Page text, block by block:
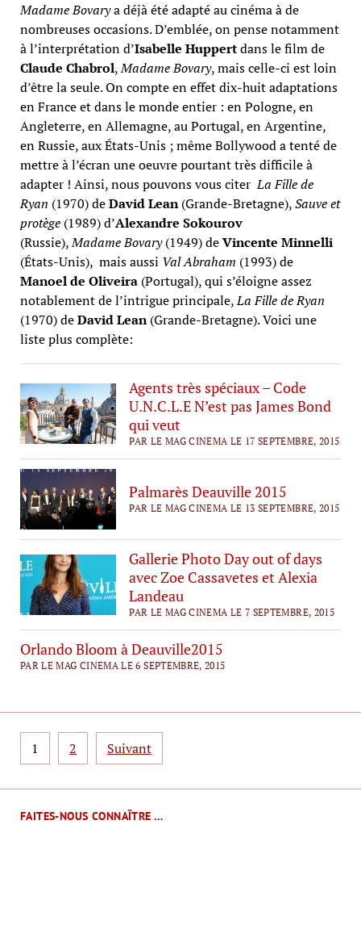
FAITES-NOUS CONNAÎTRE …
Madame Bovarya déjà été adapté au cinéma à de
nombreuses occasions. D’emblée, on pense notamment
à l’interprétation d’Isabelle Huppertdans le film de
Claude Chabrol,Madame Bovary, mais celle-ci est loin
d’être la seule. On compte en effet dix-huit adaptations
en France et dans le monde entier : en Pologne, en
Angleterre, en Allemagne, au Portugal, en Argentine,
en Russie, aux États-Unis ; même Bollywood a tenté de
mettre à l’écran une oeuvre pourtant très difficile à
adapter ! Ainsi, nous pouvons vous citerLa Fille de
Ryan (1970) deDavid Lean(Grande-Bretagne),Sauve et
protège(1989) d’Alexandre Sokourov
(Russie),Madame Bovary(1949) deVincente Minnelli
(États-Unis), mais aussi Val Abraham (1993) de
Manoel de Oliveira(Portugal), qui s’éloigne assez
notablement de l’intrigue principale,La Fille de Ryan
(1970) deDavid Lean(Grande-Bretagne). Voici une
liste plus complète:
Agents très spéciaux – Code
U.N.C.L.E N’est pas James Bond
qui veut
PAR LE MAG CINEMA LE 17 SEPTEMBRE, 2015
Palmarès Deauville 2015
PAR LE MAG CINEMA LE 13 SEPTEMBRE, 2015
Gallerie Photo Day out of days
avec Zoe Cassavetes et Alexia
Landeau
PAR LE MAG CINEMA LE 7 SEPTEMBRE, 2015
Orlando Bloom à Deauville2015
PAR LE MAG CINEMA LE 6 SEPTEMBRE, 2015
Pagination
des
1 2 Suivant